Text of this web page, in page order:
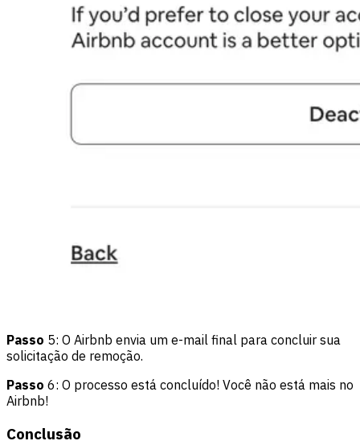
Passo 5: O Airbnb envia um e-mail final para concluir sua
solicitação de remoção.
Passo 6: O processo está concluído! Você não está mais no
Airbnb!
Conclusão